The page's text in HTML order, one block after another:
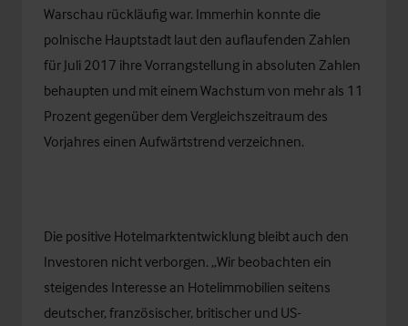
Warschau rückläufig war. Immerhin konnte die
polnische Hauptstadt laut den auflaufenden Zahlen
für Juli 2017 ihre Vorrangstellung in absoluten Zahlen
behaupten und mit einem Wachstum von mehr als 11
Prozent gegenüber dem Vergleichszeitraum des
Vorjahres einen Aufwärtstrend verzeichnen.
Die positive Hotelmarktentwicklung bleibt auch den
Investoren nicht verborgen. „Wir beobachten ein
steigendes Interesse an Hotelimmobilien seitens
deutscher, französischer, britischer und US-